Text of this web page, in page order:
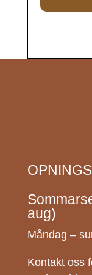
aug)
Måndag –
Kontakt oss